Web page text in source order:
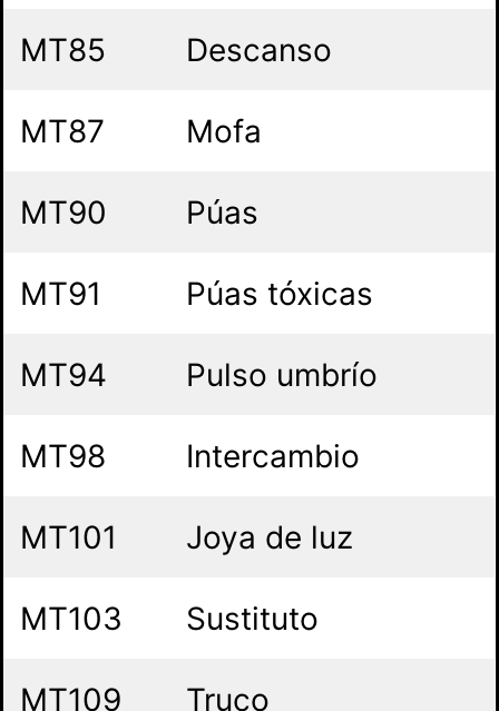
MT85 Descanso
MT87 Mofa
MT90 Púas
MT91 Púas tóxicas
MT94 Pulso umbrío
MT98 Intercambio
MT101 Joya de luz
MT103 Sustituto
MT109 Truco